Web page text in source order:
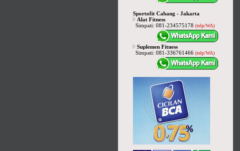
Sportofit Cabang - Jakarta
Alat Fitness
Simpati: 081-234575178 (telp/WA)
Suplemen Fitness
Simpati: 081-336761466 (telp/WA)